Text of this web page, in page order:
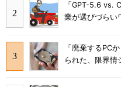
「GPT-5.6 vs.
業が選びづらい
「廃棄するPC
られた、限界情